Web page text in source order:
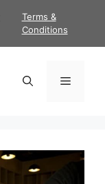
Terms &
Conditions
Menu